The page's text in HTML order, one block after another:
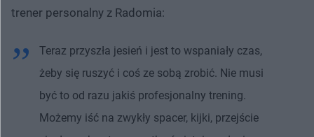
trener personalny z Radomia:
Teraz przyszła jesień i jest to wspaniały czas,
żeby się ruszyć i coś ze sobą zrobić. Nie musi
być to od razu jakiś profesjonalny trening.
Możemy iść na zwykły spacer, kijki, przejście